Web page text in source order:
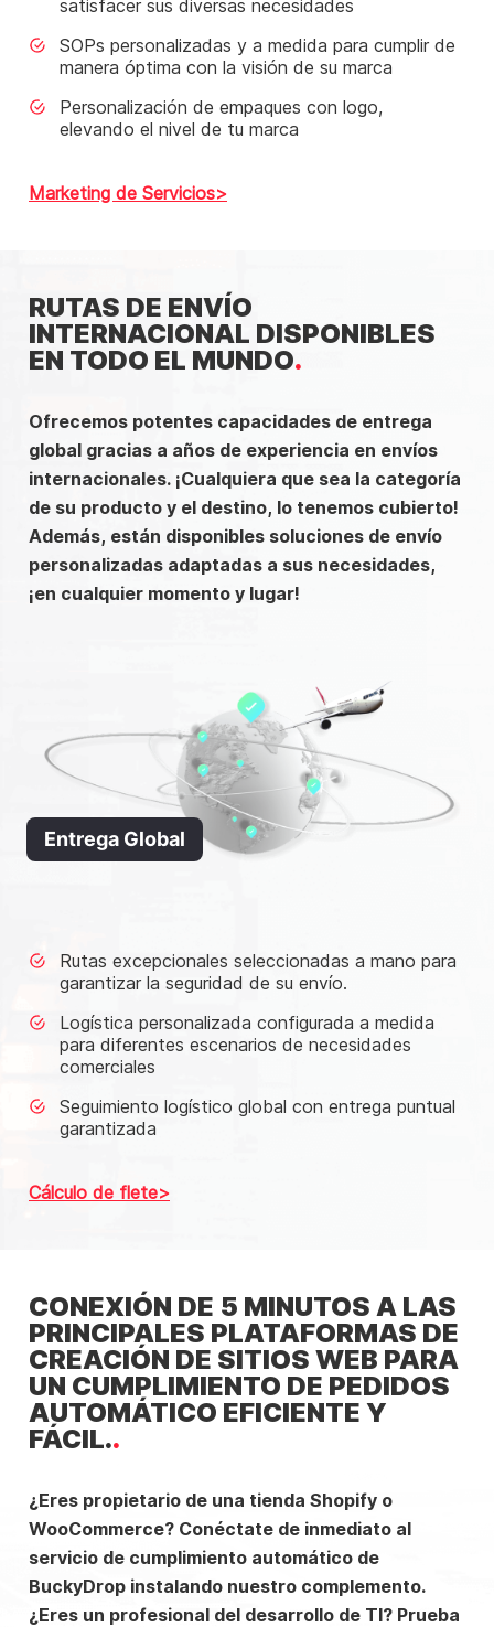
satisfacer sus diversas necesidades
SOPs personalizadas y a medida para cumplir de
manera óptima con la visión de su marca
Personalización de empaques con logo,
elevando el nivel de tu marca
Marketing de Servicios
RUTAS DE ENVÍO
INTERNACIONAL DISPONIBLES
EN TODO EL MUNDO
Ofrecemos potentes capacidades de entrega
global gracias a años de experiencia en envíos
internacionales. ¡Cualquiera que sea la categoría
de su producto y el destino, lo tenemos cubierto!
Además, están disponibles soluciones de envío
personalizadas adaptadas a sus necesidades,
¡en cualquier momento y lugar!
Entrega Global
Rutas excepcionales seleccionadas a mano para
garantizar la seguridad de su envío.
Logística personalizada configurada a medida
para diferentes escenarios de necesidades
comerciales
Seguimiento logístico global con entrega puntual
garantizada
Cálculo de flete
CONEXIÓN DE 5 MINUTOS A LAS
PRINCIPALES PLATAFORMAS DE
CREACIÓN DE SITIOS WEB PARA
UN CUMPLIMIENTO DE PEDIDOS
AUTOMÁTICO EFICIENTE Y
FÁCIL.
¿Eres propietario de una tienda Shopify o
WooCommerce? Conéctate de inmediato al
servicio de cumplimiento automático de
BuckyDrop instalando nuestro complemento.
¿Eres un profesional del desarrollo de TI? Prueba